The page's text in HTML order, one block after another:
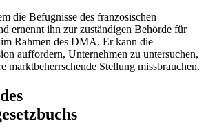
die Befugnisse des französischen
ernennt ihn zur zuständigen Behörde für
Rahmen des DMA. Er kann die
auffordern, Unternehmen zu untersuchen,
marktbeherrschende Stellung missbrauchen.